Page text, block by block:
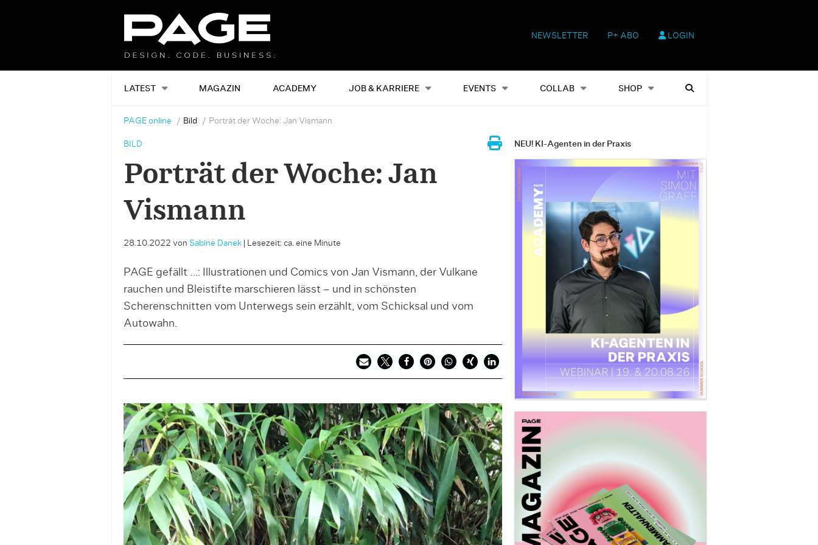
NEWSLETTER P+ ABO LOGIN
LATEST MAGAZIN ACADEMY JOB & KARRIERE EVENTS COLLAB SHOP
Alles Events Shop Heftausgaben Suchen
PAGE online Bild Porträt der Woche: Jan Vismann
BILD
Porträt der Woche: Jan
Vismann
28.10.2022 von Sabine Danek| Lesezeit: ca. eine Minute
PAGE gefällt …: Illustrationen und Comics von Jan Vismann, der Vulkane
rauchen und Bleistifte marschieren lässt – und in schönsten
Scherenschnitten vom Unterwegs sein erzählt, vom Schicksal und vom
Autowahn.
NEU! KI-Agenten in der Praxis